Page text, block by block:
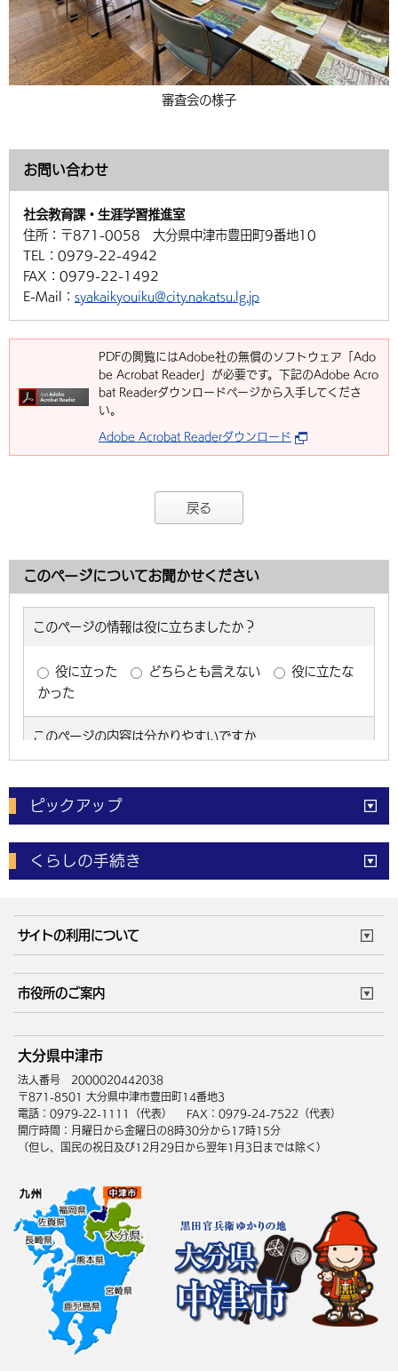
審査会の様子
お問い合わせ
社会教育課・生涯学習推進室
住所： 〒871-0058 大分県中津市豊田町9番地10
TEL： 0979-22-4942
FAX： 0979-22-1492
E-Mail： syakaikyouiku@city.nakatsu.lg.jp
PDFの閲覧にはAdobe社の無償のソフトウェア「Ado
be Acrobat Reader」が必要です。下記のAdobe Acro
bat Readerダウンロードページから入手してくださ
い。
Adobe Acrobat Readerダウンロード
戻る
このページについてお聞かせください
ピックアップ
電子申請 窓口の混雑状況
体育施設予約状況 ご意見・ご要望
くらしの手続き
成人・仕事
住まい・引越 ごみ・環境
健康・医療 障がい・福祉
高齢・介護
サイトの利用について
サイトマップ
市役所のご案内
庁舎地図 組織案内
中津市へのアクセス
大分県中津市
法人番号 2000020442038
〒871-8501 大分県中津市豊田町14番地3
電話：0979-22-1111（代表）
FAX：0979-24-7522（代表）
開庁時間：月曜日から金曜日の8時30分から17時15分
（但し、国民の祝日及び12月29日から翌年1月3日までは除く）